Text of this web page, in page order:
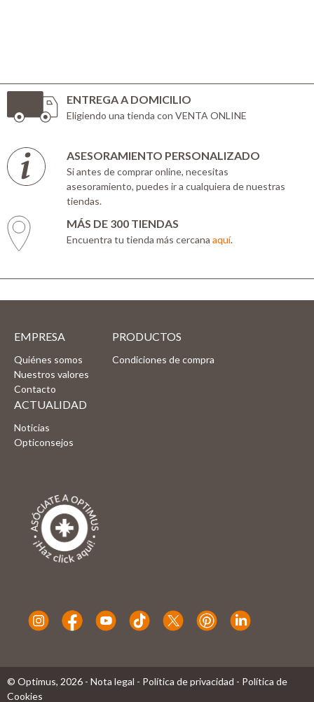
ENTREGA A DOMICILIO
Eligiendo una tienda con VENTA ONLINE
ASESORAMIENTO PERSONALIZADO
Si antes de comprar online, necesitas
asesoramiento, puedes ir a cualquiera de nuestras
tiendas.
MÁS DE 300 TIENDAS
Encuentra tu tienda más cercana aquí.
EMPRESA
Quiénes somos
Nuestros valores
Contacto
PRODUCTOS
Condiciones de compra
ACTUALIDAD
Noticias
Opticonsejos
© Optimus, 2026 - Nota legal - Política de privacidad - Política de
Cookies